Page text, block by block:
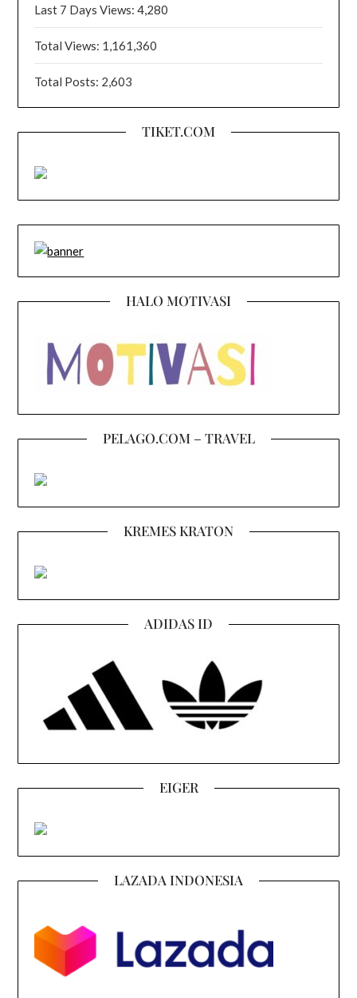
Last 7 Days Views:4,280
Total Views: 1,161,360
Total Posts: 2,603
TIKET.COM
HALO MOTIVASI
PELAGO.COM – TRAVEL
KREMES KRATON
ADIDAS ID
EIGER
LAZADA INDONESIA